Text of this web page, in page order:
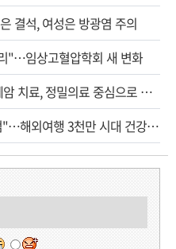
결석, 여성은 방광염 주의
"…임상고혈압학회 새 변화
료, 정밀의료 중심으로 진화
외여행 3천만 시대 건강관리법